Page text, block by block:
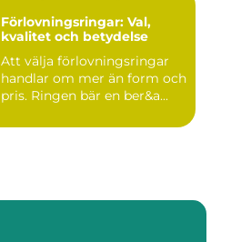
Förlovningsringar: Val,
kvalitet och betydelse
Att välja förlovningsringar
handlar om mer än form och
pris. Ringen bär en ber&a...